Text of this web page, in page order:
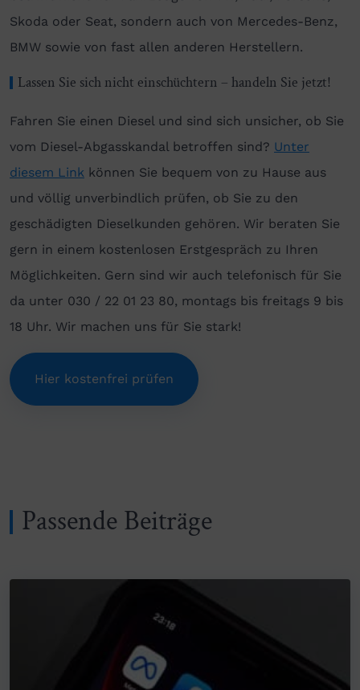
Skoda oder Seat, sondern auch von Mercedes-Benz,
BMW sowie von fast allen anderen Herstellern.
Lassen Sie sich nicht einschüchtern – handeln Sie jetzt!
Fahren Sie einen Diesel und sind sich unsicher, ob Sie
vom Diesel-Abgasskandal betroffen sind? Unter
diesem Link können Sie bequem von zu Hause aus
und völlig unverbindlich prüfen, ob Sie zu den
geschädigten Dieselkunden gehören. Wir beraten Sie
gern in einem kostenlosen Erstgespräch zu Ihren
Möglichkeiten. Gern sind wir auch telefonisch für Sie
da unter 030 / 22 01 23 80, montags bis freitags 9 bis
18 Uhr. Wir machen uns für Sie stark!
Hier kostenfrei prüfen
Passende Beiträge